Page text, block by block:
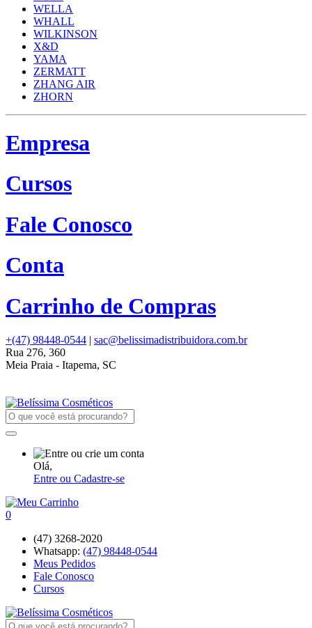
WELLA
WHALL
WILKINSON
X&D
YAMA
ZERMATT
ZHANG AIR
ZHORN
Empresa
Cursos
Fale Conosco
Conta
Carrinho de Compras
+(47) 98448-0544 | sac@belissimadistribuidora.com.br
Rua 276, 360
Meia Praia - Itapema, SC
Olá,
Entre ou Cadastre-se
0
(47) 3268-2020
Whatsapp: (47) 98448-0544
Meus Pedidos
Fale Conosco
Cursos